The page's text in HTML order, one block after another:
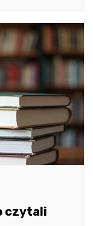
czytali